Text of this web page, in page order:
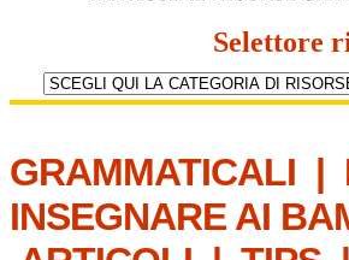
Selettore
GRAMMATICALI |
INSEGNARE AI